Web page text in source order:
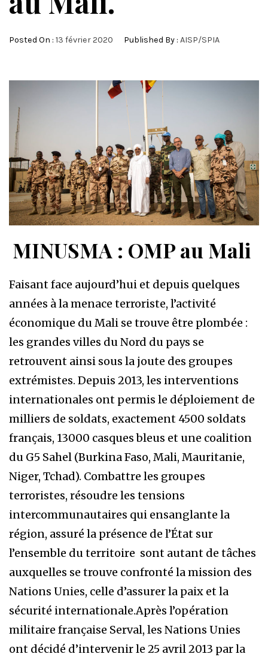
Posted On : 13 février 2020 Published By : AISP/SPIA
MINUSMA : OMP au Mali
Faisant face aujourd’hui et depuis quelques
années à la menace terroriste, l’activité
économique du Mali se trouve être plombée :
les grandes villes du Nord du pays se
retrouvent ainsi sous la joute des groupes
extrémistes. Depuis 2013, les interventions
internationales ont permis le déploiement de
milliers de soldats, exactement 4500 soldats
français, 13000 casques bleus et une coalition
du G5 Sahel (Burkina Faso, Mali, Mauritanie,
Niger, Tchad). Combattre les groupes
terroristes, résoudre les tensions
intercommunautaires qui ensanglante la
région, assuré la présence de l’État sur
l’ensemble du territoire sont autant de tâches
auxquelles se trouve confronté la mission des
Nations Unies, celle d’assurer la paix et la
sécurité internationale.Après l’opération
militaire française Serval, les Nations Unies
ont décidé d’intervenir le 25 avril 2013 par la